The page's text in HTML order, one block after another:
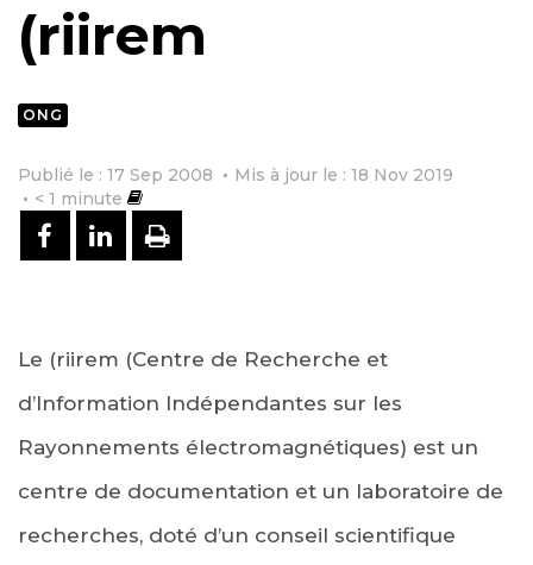
(riirem
ONG
Publié le : 17 Sep 2008
Mis à jour le : 18 Nov 2019
< 1 minute
PARTAGER SUR FACEBOOK
PARTAGER SUR LINKEDIN
IMPRIMER
Le (riirem (Centre de Recherche et
d’Information Indépendantes sur les
Rayonnements électromagnétiques) est un
centre de documentation et un laboratoire de
recherches, doté d’un conseil scientifique